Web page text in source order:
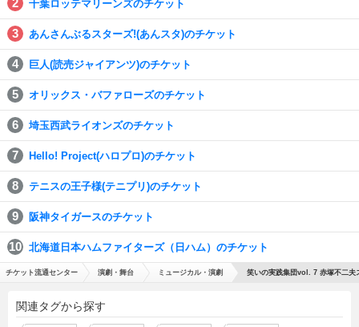
千葉ロッテマリーンズのチケット
あんさんぶるスターズ!(あんスタ)のチケット
巨人(読売ジャイアンツ)のチケット
オリックス・バファローズのチケット
埼玉西武ライオンズのチケット
Hello! Project(ハロプロ)のチケット
テニスの王子様(テニプリ)のチケット
阪神タイガースのチケット
北海道日本ハムファイターズ（日ハム）のチケット
チケット流通センター 演劇・舞台 ミュージカル・演劇 笑いの実践集団vol. 7 赤塚不二夫
関連タグから探す